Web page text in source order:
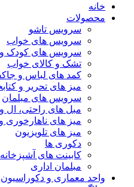
خانه
محصولات
سرویس تاشو
سرویس های خواب
سرویس های کودک و
تشک و کالای خواب
کمد های لباس و
میز های تحریر و
سرویس های مبلمان
مبل های راحتی،
میز های ناهارخوری
میز های تلویزیون
دکوری ها
کابینت های آشپزخانه
مبلمان اداری
واحد معماری و دکوراسیون